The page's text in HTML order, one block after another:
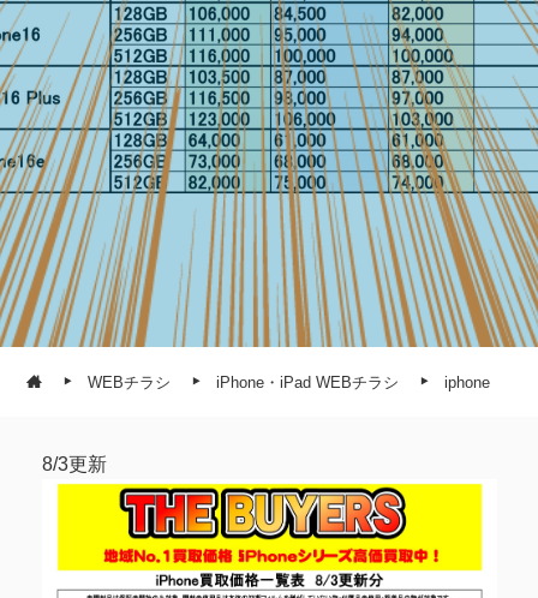
WEBチラシ iPhone・iPad WEBチラシ iphone
8/3更新